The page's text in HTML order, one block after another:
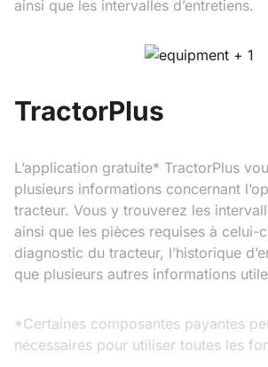
ainsi que les intervalles d’entretiens.
TractorPlus
L’application gratuite* TractorPlus
plusieurs informations concernant
tracteur. Vous y trouverez les
ainsi que les pièces requises à celui-
diagnostic du tracteur, l’historique
que plusieurs autres informations
*Certaines composantes payantes
nécessaires pour utiliser toutes les